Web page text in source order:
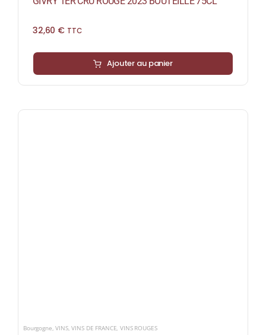
32,60 € TTC
Ajouter au panier
Bourgogne,VINS,VINS DE FRANCE,VINS ROUGES